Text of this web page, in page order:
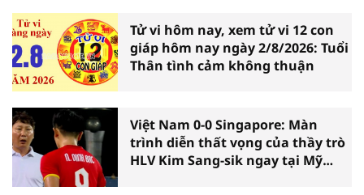
Tử vi hôm nay, xem tử vi 12 con
giáp hôm nay ngày 2/8/2026: Tuổi
Thân tình cảm không thuận
Việt Nam 0-0 Singapore: Màn
trình diễn thất vọng của thầy trò
HLV Kim Sang-sik ngay tại Mỹ